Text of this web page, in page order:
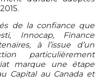
de la confiance que
Innocap, Finance
à l’issue d’un
particulièrement
marque une étape
Capital au Canada et